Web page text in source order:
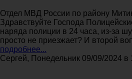
Отдел МВД России по району
Здравствуйте Господа
наряда полиции в 24 часа, из-за
просто не приезжает? И второй
подробнее...
Сергей, Понедельник 09/09/2024 в